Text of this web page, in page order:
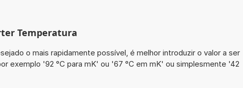
Temperatura
o mais rapidamente possível, é melhor introduzir o valor a ser
exemplo '92 °C para mK' ou '67 °C em mK' ou simplesmente '42